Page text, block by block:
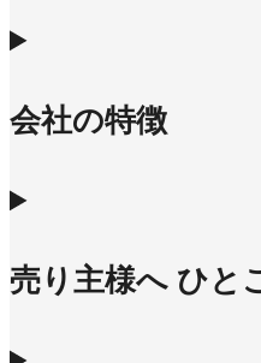
会社の特徴
売り主様へ ひと